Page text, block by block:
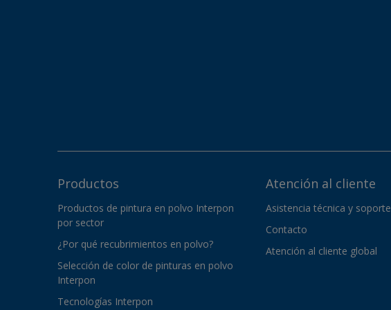
Productos
Productos de pintura en polvo Interpon
por sector
¿Por qué recubrimientos en polvo?
Selección de color de pinturas en polvo
Interpon
Tecnologías Interpon
Atención al cliente
Asistencia técnica y soporte
Contacto
Atención al cliente global